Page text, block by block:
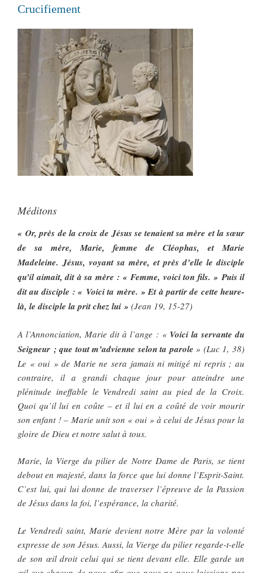
Crucifiement
Méditons
« Or, près de la croix de Jésus se tenaient sa mère et la sœur
de sa mère, Marie, femme de Cléophas, et Marie
Madeleine. Jésus, voyant sa mère, et près d’elle le disciple
qu’il aimait, dit à sa mère : « Femme, voici ton fils. » Puis il
dit au disciple : « Voici ta mère. » Et à partir de cette heure-
là, le disciple la prit chez lui » (Jean 19, 15-27)
A l’Annonciation, Marie dit à l’ange : « Voici la servante du
Seigneur ; que tout m’advienne selon ta parole » (Luc 1, 38)
Le « oui » de Marie ne sera jamais ni mitigé ni repris ; au
contraire, il a grandi chaque jour pour atteindre une
plénitude ineffable le Vendredi saint au pied de la Croix.
Quoi qu’il lui en coûte – et il lui en a coûté de voir mourir
son enfant ! – Marie unit son « oui » à celui de Jésus pour la
gloire de Dieu et notre salut à tous.
Marie, la Vierge du pilier de Notre Dame de Paris, se tient
debout en majesté, dans la force que lui donne l’Esprit-Saint.
C’est lui, qui lui donne de traverser l’épreuve de la Passion
de Jésus dans la foi, l’espérance, la charité.
Le Vendredi saint, Marie devient notre Mère par la volonté
expresse de son Jésus. Aussi, la Vierge du pilier regarde-t-elle
de son œil droit celui qui se tient devant elle. Elle garde un